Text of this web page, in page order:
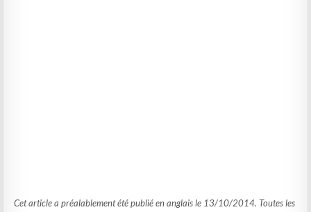
Cet article a préalablement été publié en anglais le 13/10/2014. Toutes les